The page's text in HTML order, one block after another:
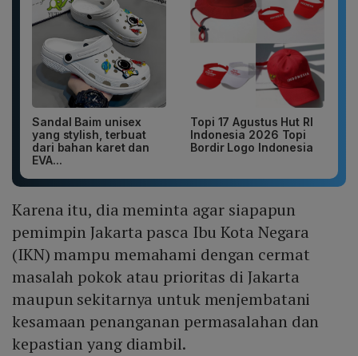
Sandal Baim unisex
yang stylish, terbuat
dari bahan karet dan
EVA...
Topi 17 Agustus Hut RI
Indonesia 2026 Topi
Bordir Logo Indonesia
Karena itu, dia meminta agar siapapun
pemimpin Jakarta pasca Ibu Kota Negara
(IKN) mampu memahami dengan cermat
masalah pokok atau prioritas di Jakarta
maupun sekitarnya untuk menjembatani
kesamaan penanganan permasalahan dan
kepastian yang diambil.